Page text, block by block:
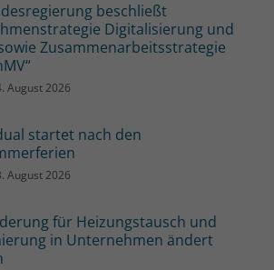
beschließt
Digitalisierung und
Zusammenarbeitsstrategie
August 2026
startet nach den
August 2026
für Heizungstausch und
in Unternehmen ändert